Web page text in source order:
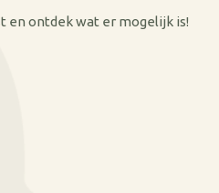
en ontdek wat er mogelijk is!